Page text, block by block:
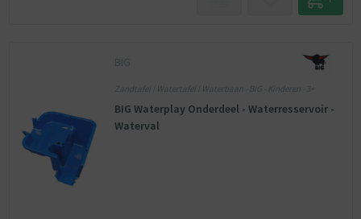
BIG
Zandtafel | Watertafel l Waterbaan - BIG - Kinderen - 3+
BIG Waterplay Onderdeel - Waterresservoir -
Waterval